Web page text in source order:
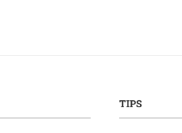
TIPS